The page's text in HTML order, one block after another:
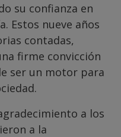
su confianza en
Estos nueve años
contadas,
firme convicción
ser un motor para
a los
a la